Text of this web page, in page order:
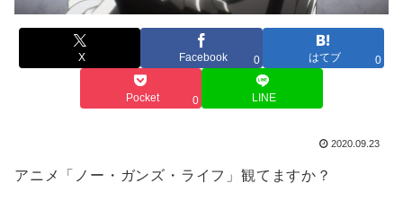
X Facebook 0 はてブ 0
Pocket 0 LINE
2020.09.23
アニメ「ノー・ガンズ・ライフ」観てますか？